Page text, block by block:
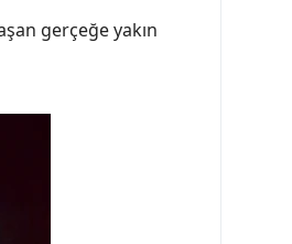
gerçeğe yakın